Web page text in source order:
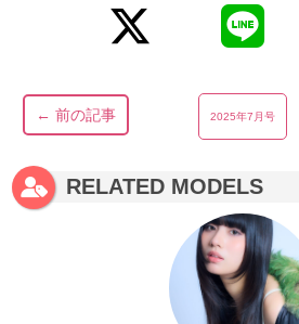
← 前の記事 2025年7月号
RELATED MODELS